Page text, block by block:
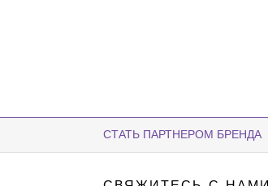
СТАТЬ ПАРТНЕРОМ БРЕНДА